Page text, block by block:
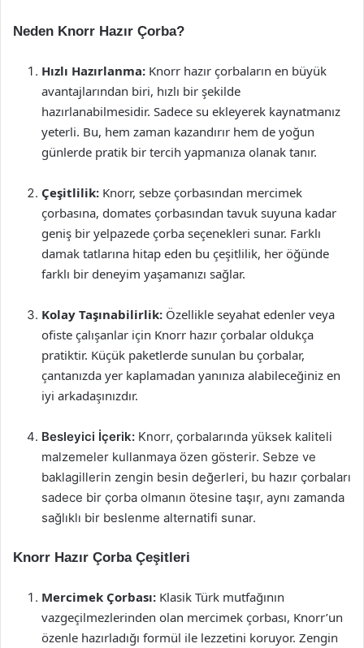
Neden Knorr Hazır Çorba?
Hızlı Hazırlanma: Knorr hazır çorbaların en büyük
avantajlarından biri, hızlı bir şekilde
hazırlanabilmesidir. Sadece su ekleyerek kaynatmanız
yeterli. Bu, hem zaman kazandırır hem de yoğun
günlerde pratik bir tercih yapmanıza olanak tanır.
Çeşitlilik: Knorr, sebze çorbasından mercimek
çorbasına, domates çorbasından tavuk suyuna kadar
geniş bir yelpazede çorba seçenekleri sunar. Farklı
damak tatlarına hitap eden bu çeşitlilik, her öğünde
farklı bir deneyim yaşamanızı sağlar.
Kolay Taşınabilirlik: Özellikle seyahat edenler veya
ofiste çalışanlar için Knorr hazır çorbalar oldukça
pratiktir. Küçük paketlerde sunulan bu çorbalar,
çantanızda yer kaplamadan yanınıza alabileceğiniz en
iyi arkadaşınızdır.
Besleyici İçerik: Knorr, çorbalarında yüksek kaliteli
malzemeler kullanmaya özen gösterir. Sebze ve
baklagillerin zengin besin değerleri, bu hazır çorbaları
sadece bir çorba olmanın ötesine taşır, aynı zamanda
sağlıklı bir beslenme alternatifi sunar.
Knorr Hazır Çorba Çeşitleri
Mercimek Çorbası: Klasik Türk mutfağının
vazgeçilmezlerinden olan mercimek çorbası, Knorr’un
özenle hazırladığı formül ile lezzetini koruyor. Zengin